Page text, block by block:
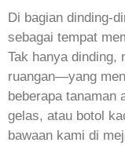
Di bagian dinding-
sebagai tempat
Tak hanya dinding,
ruangan—yang
beberapa tanaman
gelas, atau botol
bawaan kami di